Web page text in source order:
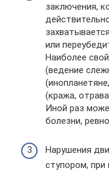
заключения,
или
Наиболее
(ведение
(кража,
Иной раз
болезни,
Нарушения
ступором,